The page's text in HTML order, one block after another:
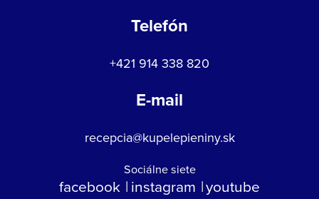
Telefón
+421 914 338 820
E-mail
recepcia@kupelepieniny.sk
Sociálne siete
facebook instagram youtube